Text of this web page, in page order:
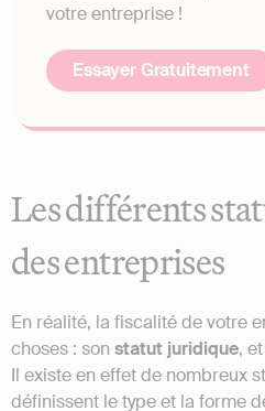
votre entreprise !
Essayer Gratuitement
Les différents
des entreprises
En réalité, la fiscalité de votre
choses : son statut juridique,
Il existe en effet de nombreux
définissent le type et la forme